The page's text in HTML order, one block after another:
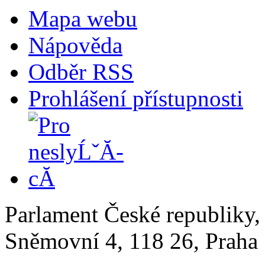
Mapa webu
Nápověda
Odběr RSS
Prohlášení přístupnosti
Parlament České
Sněmovní 4, 118 26,